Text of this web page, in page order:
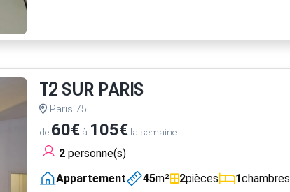
T2 SUR PARIS
Paris 75
de 60€à 105€la semaine
2personne(s)
Appartement
45m² 2pièces 1chambres